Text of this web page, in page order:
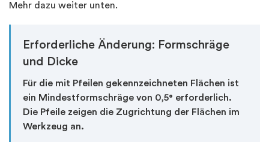
Mehr dazu weiter unten.
Erforderliche Änderung: Formschräge
und Dicke
Für die mit Pfeilen gekennzeichneten Flächen ist
ein Mindestformschräge von 0,5° erforderlich.
Die Pfeile zeigen die Zugrichtung der Flächen im
Werkzeug an.